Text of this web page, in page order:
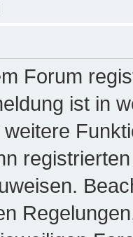
Forum
ist in